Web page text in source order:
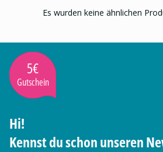
Es wurden keine ähnlichen
5€
Gutschein
Hi!
Kennst du schon unseren